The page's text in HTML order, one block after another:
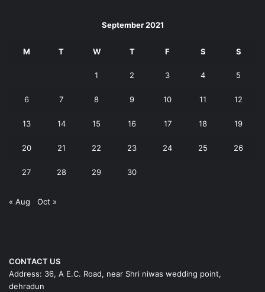
September 2021
M T W T F S S
1 2 3 4 5
6 7 8 9 10 11 12
13 14 15 16 17 18 19
20 21 22 23 24 25 26
27 28 29 30
« Aug Oct »
CONTACT US
Address: 36, A E.C. Road, near Shri niwas wedding point,
dehradun